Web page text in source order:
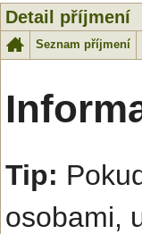
Detail příjmení
Seznam příjmení
Tip:
osobami,